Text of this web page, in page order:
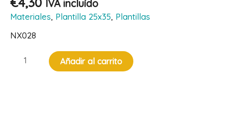
IVA incluído
Materiales, Plantilla 25x35, Plantillas
NX028
Plantilla
Añadir al carrito